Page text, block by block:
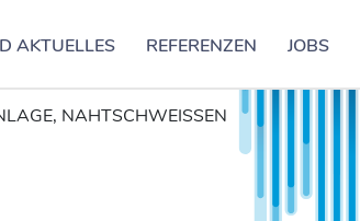
AKTUELLES REFERENZEN JOBS
NAHTSCHWEISSEN